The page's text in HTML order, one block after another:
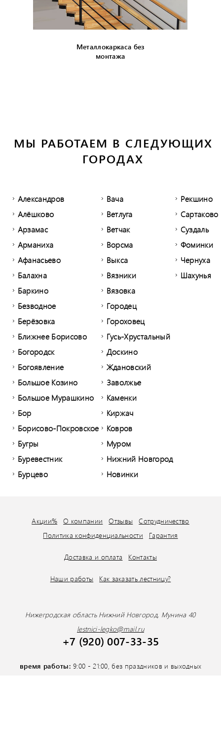
Металлокаркаса без
монтажа
МЫ РАБОТАЕМ В СЛЕДУЮЩИХ
ГОРОДАХ
Александров
Алёшково
Арзамас
Арманиха
Афанасьево
Балахна
Баркино
Безводное
Берёзовка
Ближнее Борисово
Богородск
Богоявление
Большое Козино
Большое Мурашкино
Бор
Борисово-Покровское
Бугры
Буревестник
Бурцево
Вача
Ветлуга
Ветчак
Ворсма
Выкса
Вязники
Вязовка
Городец
Гороховец
Гусь-Хрустальный
Доскино
Ждановский
Заволжье
Каменки
Киржач
Ковров
Муром
Нижний Новгород
Новинки
Рекшино
Сартаково
Суздаль
Фоминки
Чернуха
Шахунья
Акции% О компании Отзывы
Сотрудничество
Политика конфиденциальности
Гарантия
Доставка и оплата Контакты
Наши работы Как заказать лестницу?
Нижегродская область Нижний Новгород, Мунина 40
lestnici-legko@mail.ru
+7 (920) 007-33-35
время работы: 9:00 - 21:00, без праздников и выходных